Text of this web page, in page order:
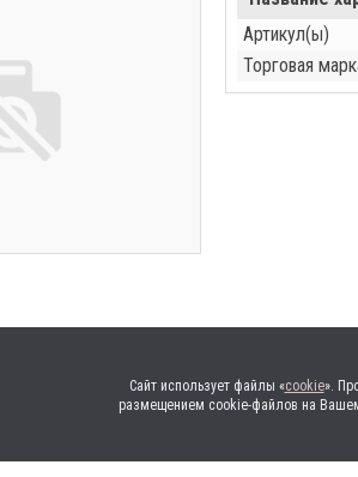
Артикул(ы)
Торговая
Сайт использует файлы «cookie».
размещением cookie-файлов на